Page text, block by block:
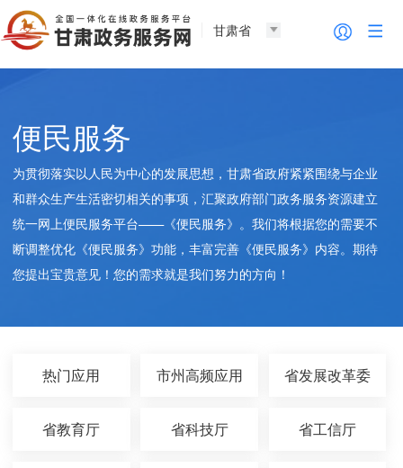
甘肃省
便民服务
为贯彻落实以人民为中心的发展思想，甘肃省政府紧紧围绕与企业
和群众生产生活密切相关的事项，汇聚政府部门政务服务资源建立
统一网上便民服务平台——《便民服务》。我们将根据您的需要不
断调整优化《便民服务》功能，丰富完善《便民服务》内容。期待
您提出宝贵意见！您的需求就是我们努力的方向！
热门应用 市州高频应用 省发展改革委
省教育厅 省科技厅 省工信厅